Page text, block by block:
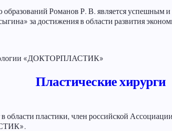
Романов Р. В. является
за достижения в области развития
«ДОКТОРПЛАСТИК»
Пластические хирурги
области пластики, член российской